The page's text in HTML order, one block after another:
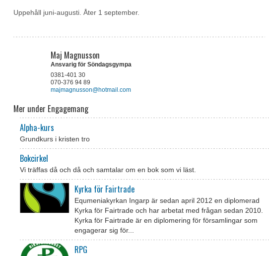
Uppehåll juni-augusti. Åter 1 september.
Maj Magnusson
Ansvarig för Söndagsgympa
0381-401 30
070-376 94 89
majmagnusson@hotmail.com
Mer under Engagemang
Alpha-kurs
Grundkurs i kristen tro
Bokcirkel
Vi träffas då och då och samtalar om en bok som vi läst.
Kyrka för Fairtrade
Equmeniakyrkan Ingarp är sedan april 2012 en diplomerad
Kyrka för Fairtrade och har arbetat med frågan sedan 2010.
Kyrka för Fairtrade är en diplomering för församlingar som
engagerar sig för...
RPG